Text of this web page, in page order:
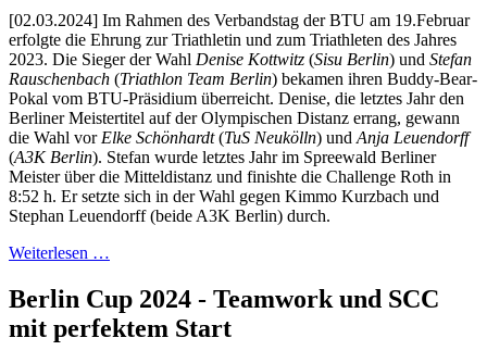
[02.03.2024] Im Rahmen des Verbandstag der BTU am 19.Februar
erfolgte die Ehrung zur Triathletin und zum Triathleten des Jahres
2023. Die Sieger der Wahl Denise Kottwitz (Sisu Berlin) und Stefan
Rauschenbach (Triathlon Team Berlin) bekamen ihren Buddy-Bear-
Pokal vom BTU-Präsidium überreicht. Denise, die letztes Jahr den
Berliner Meistertitel auf der Olympischen Distanz errang, gewann
die Wahl vor Elke Schönhardt(TuS Neukölln) und Anja Leuendorff
(A3K Berlin). Stefan wurde letztes Jahr im Spreewald Berliner
Meister über die Mitteldistanz und finishte die Challenge Roth in
8:52 h. Er setzte sich in der Wahl gegen Kimmo Kurzbach und
Stephan Leuendorff (beide A3K Berlin) durch.
Weiterlesen …
Berlin Cup 2024 - Teamwork und SCC
mit perfektem Start